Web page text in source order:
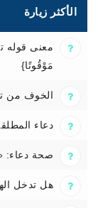
الأكثر زيارة
معنى قوله
مَوْقُوتًا}
الخوف من
دعاء
صحة دعاء:
هل تدخل